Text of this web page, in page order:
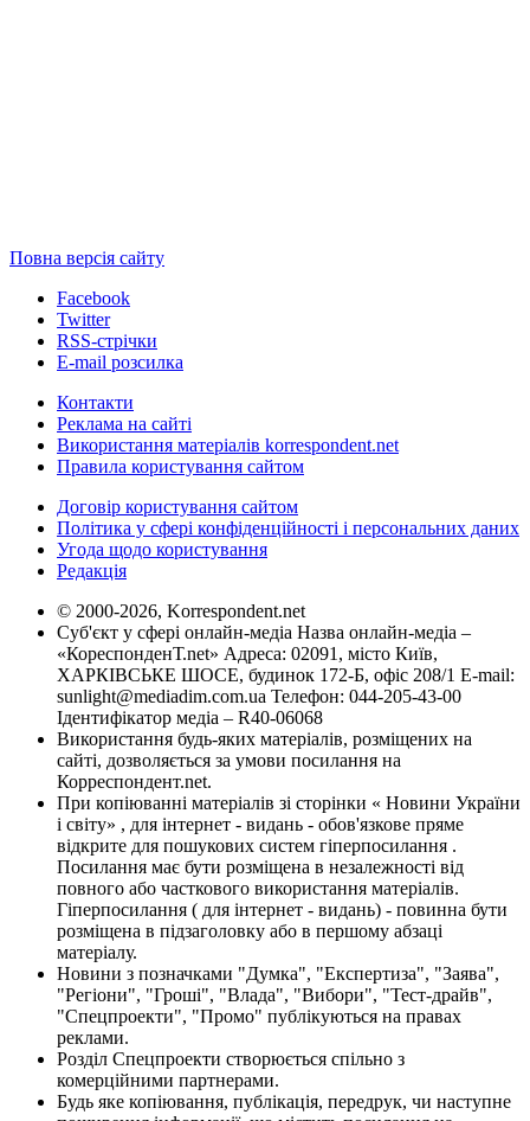
Повна версія сайту
Facebook
Twitter
RSS-стрічки
E-mail розсилка
Контакти
Реклама на сайті
Використання матеріалів korrespondent.net
Правила користування сайтом
Договір користування сайтом
Політика у сфері конфіденційності і персональних даних
Угода щодо користування
Редакція
© 2000-2026, Korrespondent.net
Суб'єкт у сфері онлайн-медіа Назва онлайн-медіа –
«КореспонденТ.net» Адреса: 02091, місто Київ,
ХАРКІВСЬКЕ ШОСЕ, будинок 172-Б, офіс 208/1 E-mail:
sunlight@mediadim.com.ua Телефон: 044-205-43-00
Ідентифікатор медіа – R40-06068
Використання будь-яких матеріалів, розміщених на
сайті, дозволяється за умови посилання на
Корреспондент.net.
При копіюванні матеріалів зі сторінки « Новини України
і світу» , для інтернет - видань - обов'язкове пряме
відкрите для пошукових систем гіперпосилання .
Посилання має бути розміщена в незалежності від
повного або часткового використання матеріалів.
Гіперпосилання ( для інтернет - видань) - повинна бути
розміщена в підзаголовку або в першому абзаці
матеріалу.
Новини з позначками "Думка", "Експертиза", "Заява",
"Регіони", "Гроші", "Влада", "Вибори", "Тест-драйв",
"Спецпроекти", "Промо" публікуються на правах
реклами.
Розділ Спецпроекти створюється спільно з
комерційними партнерами.
Будь яке копіювання, публікація, передрук, чи наступне